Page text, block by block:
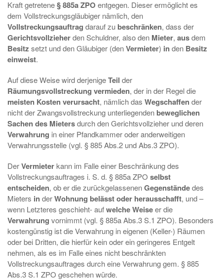
Kraft getretene§ 885a ZPO entgegen. Dieser ermöglicht es
dem Vollstreckungsgläubiger nämlich, den
Vollstreckungsauftrag darauf zu beschränken, dass der
Gerichtsvollzieherden Schuldner, also den Mieter, ausdem
Besitz setzt und den Gläubiger (denVermieter) inden Besitz
einweist.
Auf diese Weise wird derjenigeTeil der
Räumungsvollstreckung vermieden, der in der Regel die
meisten Kosten verursacht, nämlich das Wegschaffender
nicht der Zwangsvollstreckung unterliegenden beweglichen
Sachen des Mietersdurch den Gerichtsvollzieher und deren
Verwahrung in einer Pfandkammer oder anderweitigen
Verwahrungsstelle (vgl. § 885 Abs.2 und Abs.3 ZPO).
DerVermieter kann im Falle einer Beschränkung des
Vollstreckungsauftrages i. S. d. § 885a ZPO selbst
entscheiden, ob er die zurückgelassenenGegenständedes
Mieters inderWohnung belässt oder herausschafft, und –
wenn Letzteres geschieht- aufwelche Weiseer die
Verwahrung vornimmt (vgl. § 885a Abs.3 S.1 ZPO). Besonders
kostengünstig ist die Verwahrung in eigenen (Keller-) Räumen
oder bei Dritten, die hierfür kein oder ein geringeres Entgelt
nehmen, als es im Falle eines nicht beschränkten
Vollstreckungsauftrages durch eine Verwahrung gem. § 885
Abs.3 S.1 ZPO geschehen würde.